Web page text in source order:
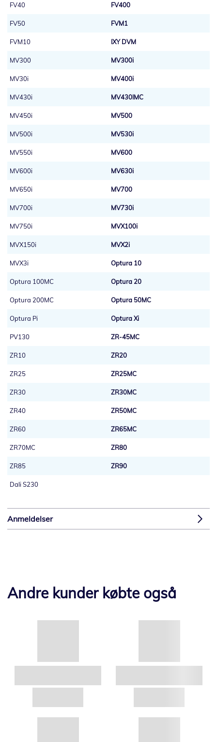
FV40 FV400
FV50 FVM1
FVM10 IXY DVM
MV300 MV300i
MV30i MV400i
MV430i MV430IMC
MV450i MV500
MV500i MV530i
MV550i MV600
MV600i MV630i
MV650i MV700
MV700i MV730i
MV750i MVX100i
MVX150i MVX2i
MVX3i Optura 10
Optura 100MC Optura 20
Optura 200MC Optura 50MC
Optura Pi Optura Xi
PV130 ZR-45MC
ZR10 ZR20
ZR25 ZR25MC
ZR30 ZR30MC
ZR40 ZR50MC
ZR60 ZR65MC
ZR70MC ZR80
ZR85 ZR90
Dali S230
Anmeldelser
Andre kunder købte også